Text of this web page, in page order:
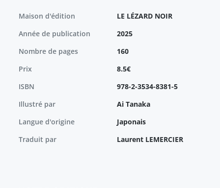
Maison d'édition
LE LÉZARD NOIR
Année de publication
2025
Nombre de pages
160
Prix
8.5€
ISBN
978-2-3534-8381-5
Illustré par
Ai Tanaka
Langue d'origine
Japonais
Traduit par
Laurent LEMERCIER